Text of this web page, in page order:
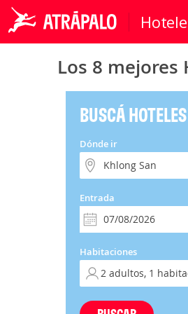
Los 8 mejores
BUSCÁ
Dónde ir
Entrada
Habitaciones